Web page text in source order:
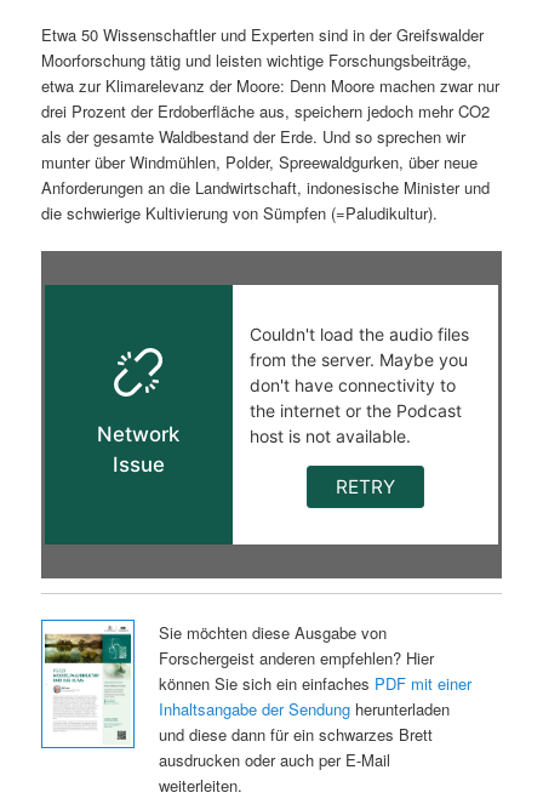
n
Etwa 50 Wissenschaftler und Experten sind in der Greifswalder
Moorforschung tätig und leisten wichtige Forschungsbeiträge,
etwa zur Klimarelevanz der Moore: Denn Moore machen zwar nur
drei Prozent der Erdoberfläche aus, speichern jedoch mehr CO2
als der gesamte Waldbestand der Erde. Und so sprechen wir
munter über Windmühlen, Polder, Spreewaldgurken, über neue
Anforderungen an die Landwirtschaft, indonesische Minister und
die schwierige Kultivierung von Sümpfen (=Paludikultur).
Sie möchten diese Ausgabe von
Forschergeist anderen empfehlen? Hier
können Sie sich ein einfaches PDF mit einer
Inhaltsangabe der Sendungherunterladen
und diese dann für ein schwarzes Brett
ausdrucken oder auch per E-Mail
weiterleiten.